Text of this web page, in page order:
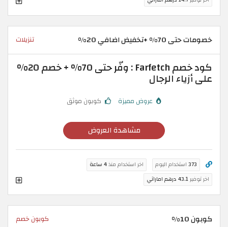
خصومات حتى 70% +تخفيض اضافي 20% تنزيلات
كود خصم Farfetch : وفّر حتى 70% + خصم 20%
على أزياء الرجال
عروض مميزة كوبون موثق
مشاهدة العروض
373 استخدام اليوم اخر استخدام منذ4 ساعة
اخر توفير43.1 درهم اماراتي
كوبون 10% كوبون خصم